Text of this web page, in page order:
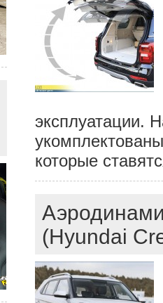
эксплуатации.
которые
(Hyundai